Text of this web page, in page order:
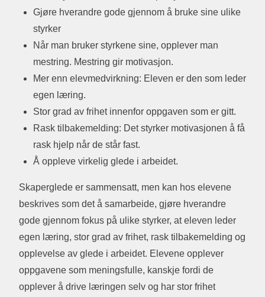
Gjøre hverandre gode gjennom å bruke sine ulike
styrker
Når man bruker styrkene sine, opplever man
mestring. Mestring gir motivasjon.
Mer enn elevmedvirkning: Eleven er den som leder
egen læring.
Stor grad av frihet innenfor oppgaven som er gitt.
Rask tilbakemelding: Det styrker motivasjonen å få
rask hjelp når de står fast.
Å oppleve virkelig glede i arbeidet.
Skaperglede er sammensatt, men kan hos elevene
beskrives som det å samarbeide, gjøre hverandre
gode gjennom fokus på ulike styrker, at eleven leder
egen læring, stor grad av frihet, rask tilbakemelding og
opplevelse av glede i arbeidet. Elevene opplever
oppgavene som meningsfulle, kanskje fordi de
opplever å drive læringen selv og har stor frihet